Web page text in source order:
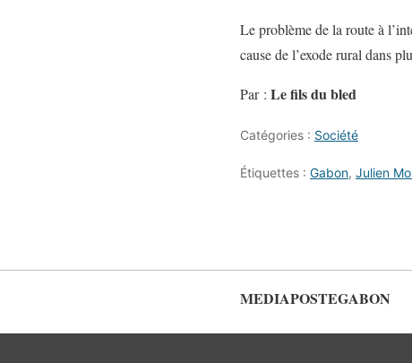
Le problème de la route à
cause de l’exode rural dans
Par : Le fils du bled
Catégories : Société
Étiquettes : Gabon, Julien
MEDIAPOSTEGABON